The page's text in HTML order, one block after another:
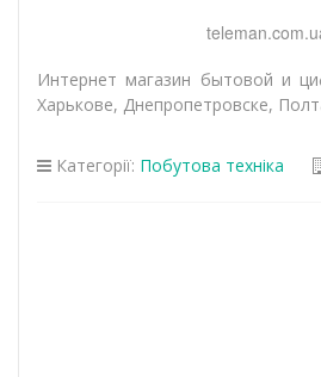
Интернет магазин бытовой и
Харькове, Днепропетровске,
Категорії: Побутова техніка